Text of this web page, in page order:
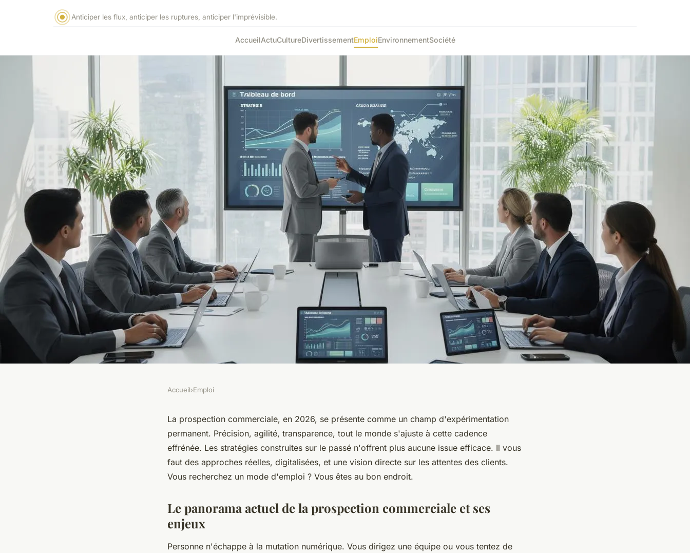
Anticiper les flux, anticiper les ruptures, anticiper l'imprévisible.
AccueilActuCultureDivertissementEmploiEnvironnementSociété
La prospection commerciale en 2026 :
les nouvelles stratégies à adopter
Accueil›Emploi
La prospection commerciale, en 2026, se présente comme un champ d'expérimentation
permanent. Précision, agilité, transparence, tout le monde s'ajuste à cette cadence
effrénée. Les stratégies construites sur le passé n'offrent plus aucune issue efficace. Il vous
faut des approches réelles, digitalisées, et une vision directe sur les attentes des clients.
Vous recherchez un mode d'emploi ? Vous êtes au bon endroit.
Le panorama actuel de la prospection commerciale et ses
enjeux
Personne n'échappe à la mutation numérique. Vous dirigez une équipe ou vous tentez de